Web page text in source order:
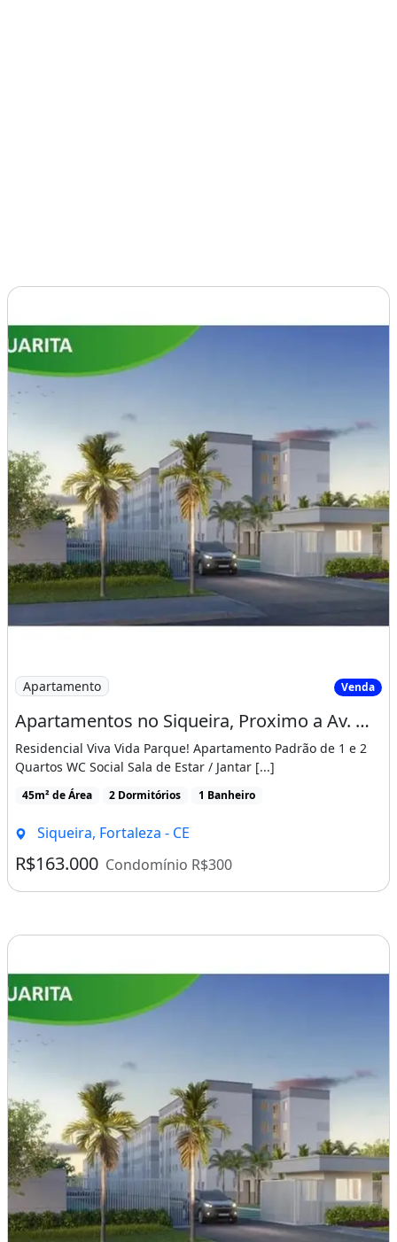
Imagem: Apartamentos no Siqueira, Proximo a Av
Apartamento Venda
Apartamentos no Siqueira, Proximo a Av. Osorio de Paiva, Entrada Facilitada!
Residencial Viva Vida Parque! Apartamento Padrão de 1 e 2
Quartos WC Social Sala de Estar / Jantar [...]
45m² de Área 2 Dormitórios 1 Banheiro
Siqueira, Fortaleza - CE
R$163.000 Condomínio R$300